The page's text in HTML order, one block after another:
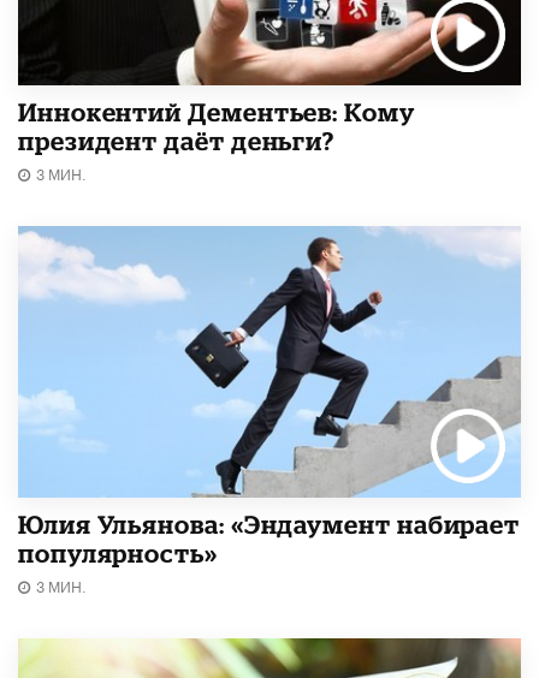
Иннокентий Дементьев: Кому
президент даёт деньги?
3 МИН.
Юлия Ульянова: «Эндаумент набирает
популярность»
3 МИН.